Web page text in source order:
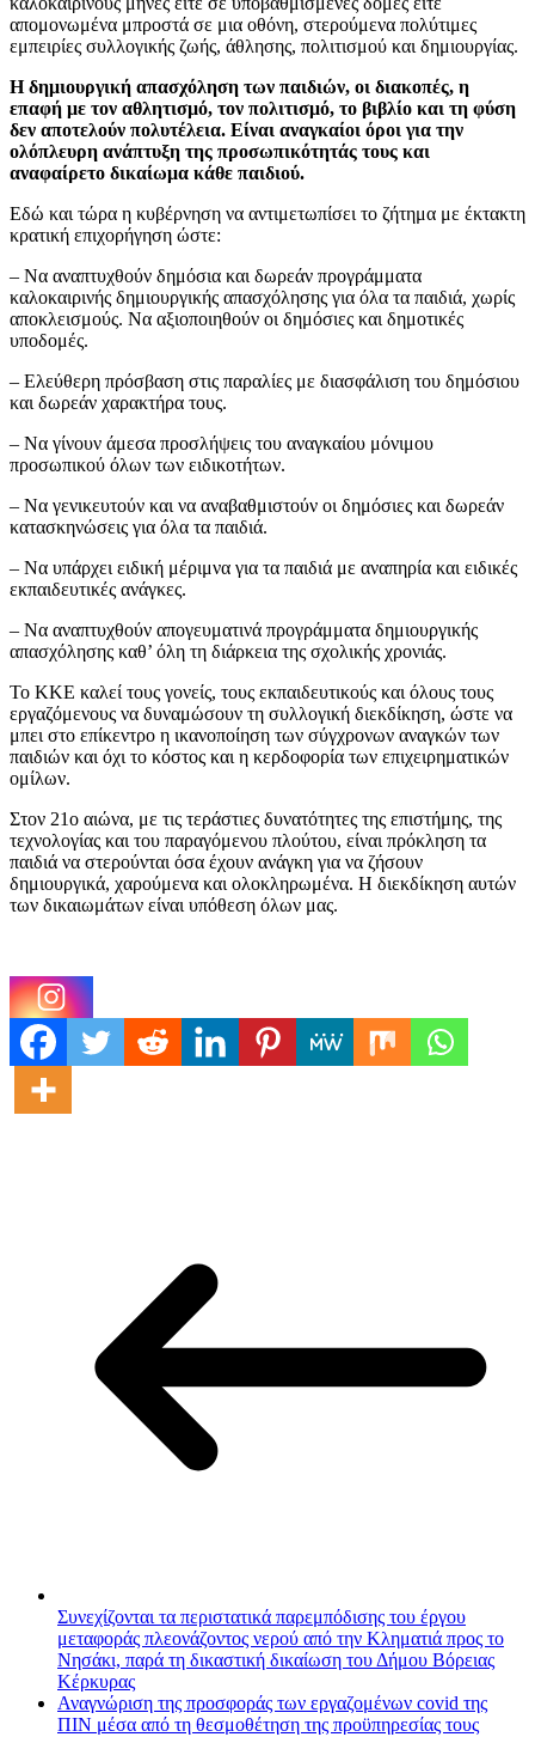
απομονωμένα μπροστά σε μια οθόνη, στερούμενα πολύτιμες
εμπειρίες συλλογικής ζωής, άθλησης, πολιτισμού και δημιουργίας.
Η δημιουργική απασχόληση των παιδιών, οι διακοπές, η
επαφή με τον αθλητισμό, τον πολιτισμό, το βιβλίο και τη φύση
δεν αποτελούν πολυτέλεια. Είναι αναγκαίοι όροι για την
ολόπλευρη ανάπτυξη της προσωπικότητάς τους και
αναφαίρετο δικαίωμα κάθε παιδιού.
Εδώ και τώρα η κυβέρνηση να αντιμετωπίσει το ζήτημα με έκτακτη
κρατική επιχορήγηση ώστε:
– Να αναπτυχθούν δημόσια και δωρεάν προγράμματα
καλοκαιρινής δημιουργικής απασχόλησης για όλα τα παιδιά, χωρίς
αποκλεισμούς. Να αξιοποιηθούν οι δημόσιες και δημοτικές
υποδομές.
– Ελεύθερη πρόσβαση στις παραλίες με διασφάλιση του δημόσιου
και δωρεάν χαρακτήρα τους.
– Να γίνουν άμεσα προσλήψεις του αναγκαίου μόνιμου
προσωπικού όλων των ειδικοτήτων.
– Να γενικευτούν και να αναβαθμιστούν οι δημόσιες και δωρεάν
κατασκηνώσεις για όλα τα παιδιά.
– Να υπάρχει ειδική μέριμνα για τα παιδιά με αναπηρία και ειδικές
εκπαιδευτικές ανάγκες.
– Να αναπτυχθούν απογευματινά προγράμματα δημιουργικής
απασχόλησης καθ’ όλη τη διάρκεια της σχολικής χρονιάς.
Το ΚΚΕ καλεί τους γονείς, τους εκπαιδευτικούς και όλους τους
εργαζόμενους να δυναμώσουν τη συλλογική διεκδίκηση, ώστε να
μπει στο επίκεντρο η ικανοποίηση των σύγχρονων αναγκών των
παιδιών και όχι το κόστος και η κερδοφορία των επιχειρηματικών
ομίλων.
Στον 21ο αιώνα, με τις τεράστιες δυνατότητες της επιστήμης, της
τεχνολογίας και του παραγόμενου πλούτου, είναι πρόκληση τα
παιδιά να στερούνται όσα έχουν ανάγκη για να ζήσουν
δημιουργικά, χαρούμενα και ολοκληρωμένα. Η διεκδίκηση αυτών
των δικαιωμάτων είναι υπόθεση όλων μας.
Συνεχίζονται τα περιστατικά παρεμπόδισης του έργου
μεταφοράς πλεονάζοντος νερού από την Κληματιά προς το
Νησάκι, παρά τη δικαστική δικαίωση του Δήμου Βόρειας
Κέρκυρας
Αναγνώριση της προσφοράς των εργαζομένων covid της
ΠΙΝ μέσα από τη θεσμοθέτηση της προϋπηρεσίας τους